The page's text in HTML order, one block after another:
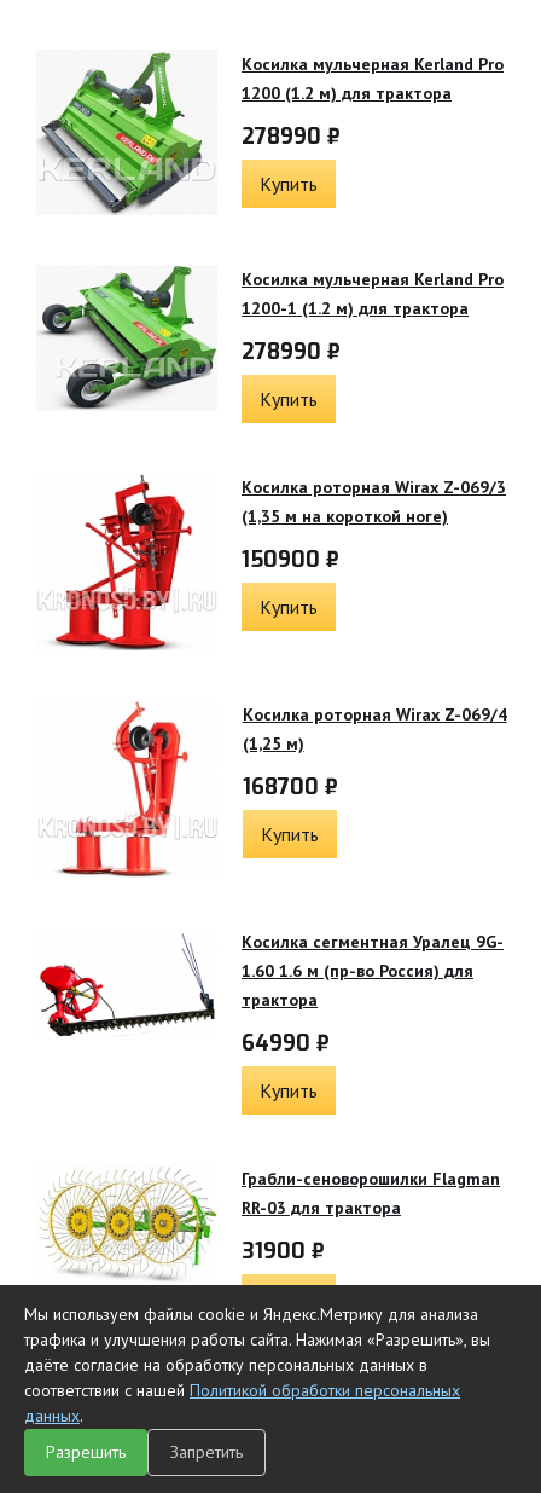
Косилка мульчерная Kerland Pro
1200 (1.2 м) для трактора
278990 ₽
Купить
Косилка мульчерная Kerland Pro
1200-1 (1.2 м) для трактора
278990 ₽
Купить
Косилка роторная Wirax Z-069/3
(1,35 м на короткой ноге)
150900 ₽
Купить
Косилка роторная Wirax Z-069/4
(1,25 м)
168700 ₽
Купить
Косилка сегментная Уралец 9G-
1.60 1.6 м (пр-во Россия) для
трактора
64990 ₽
Купить
Грабли-сеноворошилки Flagman
RR-03 для трактора
31900 ₽
Грабли-сеноворошилки Flagman
36900 ₽
Главная Каталог Чат
Мы используем файлы cookie и Яндекс.Метрику для анализа
трафика и улучшения работы сайта. Нажимая «Разрешить», вы
даёте согласие на обработку персональных данных в
соответствии с нашей Политикой обработки персональных
данных.
Разрешить
Запретить